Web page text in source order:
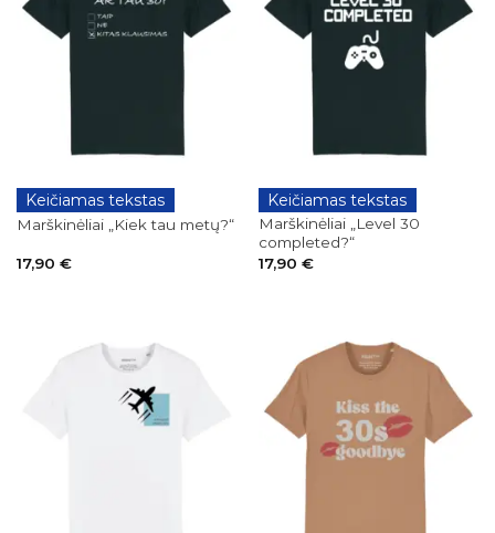
GIMTADIENIAI
Keičiamas tekstas
Marškinėliai „Kiek tau metų?“
17,90 €
GIMTADIENIAI
Keičiamas tekstas
Marškinėliai „Level 30
completed?“
17,90 €